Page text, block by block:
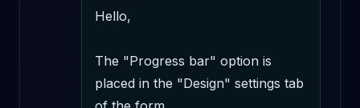
Hello,
The "Progress bar" option is
placed in the "Design" settings tab